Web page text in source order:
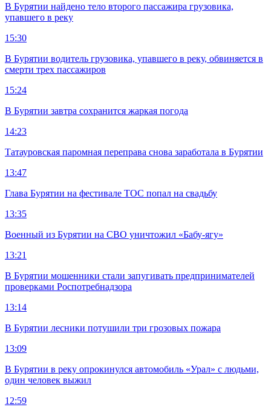
В Бурятии найдено тело второго пассажира грузовика,
упавшего в реку
15:30
В Бурятии водитель грузовика, упавшего в реку, обвиняется в
смерти трех пассажиров
15:24
В Бурятии завтра сохранится жаркая погода
14:23
Татауровская паромная переправа снова заработала в Бурятии
13:47
Глава Бурятии на фестивале ТОС попал на свадьбу
13:35
Военный из Бурятии на СВО уничтожил «Бабу-ягу»
13:21
В Бурятии мошенники стали запугивать предпринимателей
проверками Роспотребнадзора
13:14
В Бурятии лесники потушили три грозовых пожара
13:09
В Бурятии в реку опрокинулся автомобиль «Урал» с людьми,
один человек выжил
12:59